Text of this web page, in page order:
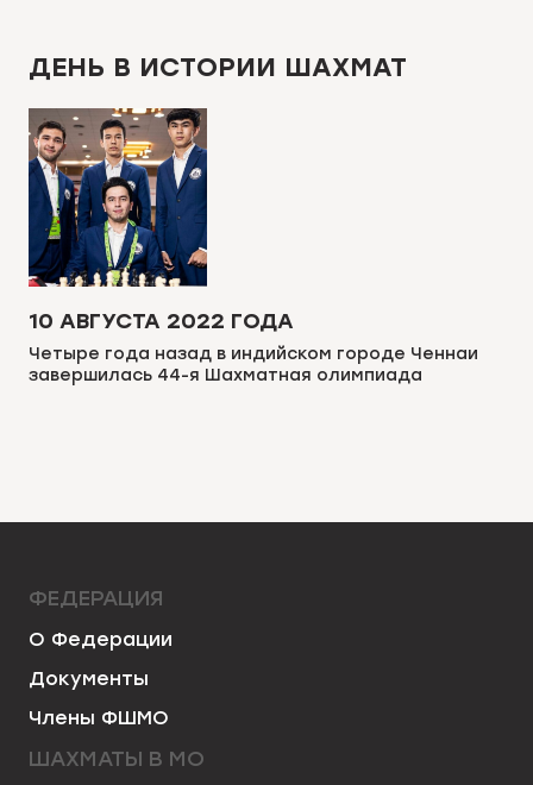
ДЕНЬ В ИСТОРИИ ШАХМАТ
10 АВГУСТА 2022 ГОДА
Четыре года назад в индийском городе Ченнаи
завершилась 44-я Шахматная олимпиада
ФЕДЕРАЦИЯ
О Федерации
Документы
Члены ФШМО
ШАХМАТЫ В МО